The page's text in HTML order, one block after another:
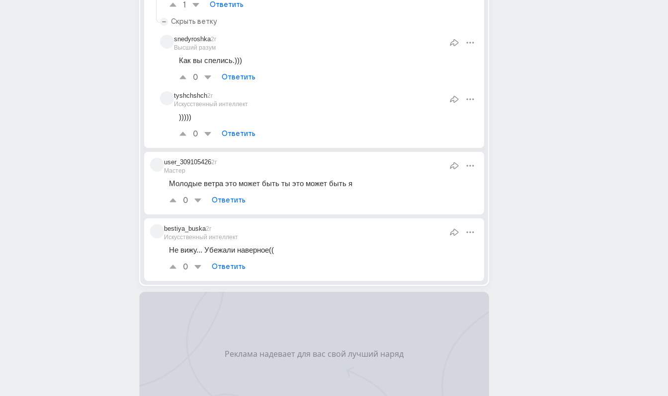
1 Ответить
Скрыть ветку
snedyroshka
Высший разум
2г
Как вы спелись.)))
0 Ответить
tyshchshch
Искусственный интеллект
2г
)))))
0 Ответить
user_309105426
Мастер
2г
Молодые ветра это может быть ты это может быть я
0 Ответить
bestiya_buska
Искусственный интеллект
2г
Не вижу... Убежали наверное((
0 Ответить